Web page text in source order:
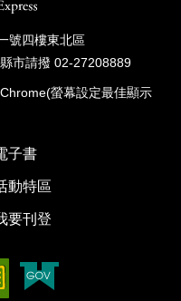
號四樓東北區
市請撥 02-27208889
螢幕設定最佳顯示
子書
動特區
要刊登